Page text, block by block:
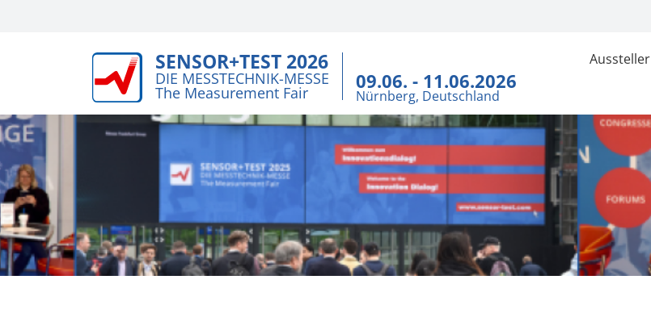
SENSOR+TEST 2026
DIE MESSTECHNIK-MESSE
The Measurement Fair 09.06. - 11.06.2026
Nürnberg, Deutschland
Aussteller